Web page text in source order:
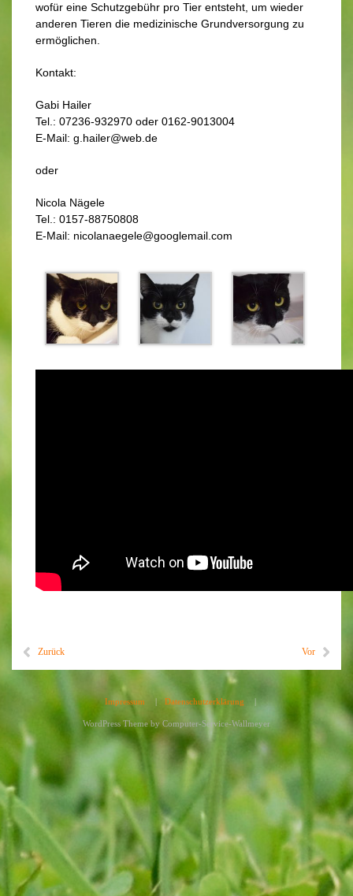
wofür eine Schutzgebühr pro Tier entsteht, um wieder
anderen Tieren die medizinische Grundversorgung zu
ermöglichen.
Kontakt:
Gabi Hailer
Tel.: 07236-932970 oder 0162-9013004
E-Mail: g.hailer@web.de
oder
Nicola Nägele
Tel.: 0157-88750808
E-Mail: nicolanaegele@googlemail.com
Zurück Vor
Impressum Datenschutzerklärung
WordPress Theme by Computer-Service-Wallmeyer